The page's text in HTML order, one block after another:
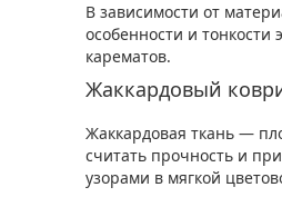
В зависимости от
особенности и
карематов.
Жаккардовый
Жаккардовая ткань —
считать прочность и
узорами в мягкой